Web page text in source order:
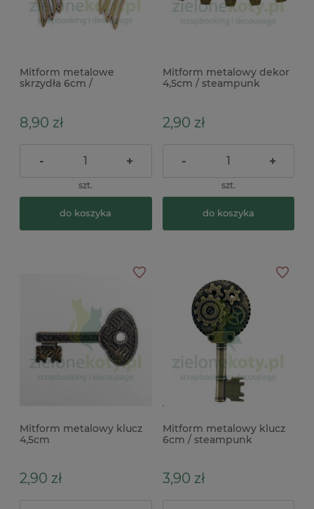
Mitform metalowe
skrzydła 6cm /
8,90 zł
- +
szt.
do koszyka
Mitform metalowy dekor
4,5cm / steampunk
2,90 zł
- +
szt.
do koszyka
Mitform metalowy klucz
4,5cm
2,90 zł
Mitform metalowy klucz
6cm / steampunk
3,90 zł